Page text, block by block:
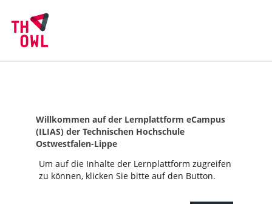
Willkommen auf der Lernplattform eCampus
(ILIAS) der Technischen Hochschule
Ostwestfalen-Lippe
Um auf die Inhalte der Lernplattform zugreifen
zu können, klicken Sie bitte auf den Button.